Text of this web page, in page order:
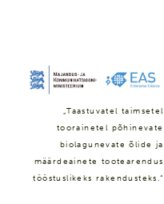
„Taastuvatel taimsetel
toorainetel põhinevate
biolagunevate õlide ja
määrdeainete tootearendus
tööstuslikeks rakendusteks.“